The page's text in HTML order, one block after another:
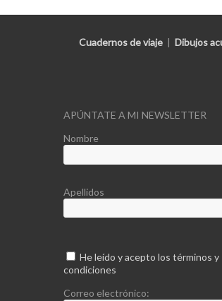
Cuadernos de viaje | Dibujos
APÚNTATE A MI NEWSLETTER
Nombre
Apellidos
He leído y acepto los términos y
condiciones
Correo electrónico: